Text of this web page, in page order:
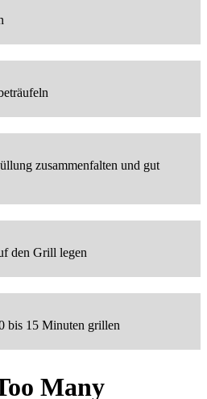
zusammenfalten und gut
den Grill legen
bis 15 Minuten grillen